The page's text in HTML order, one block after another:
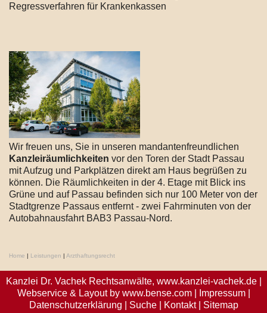
Regressverfahren für Krankenkassen
Wir freuen uns, Sie in unseren mandantenfreundlichen
Kanzleiräumlichkeiten vor den Toren der Stadt Passau
mit Aufzug und Parkplätzen direkt am Haus begrüßen zu
können. Die Räumlichkeiten in der 4. Etage mit Blick ins
Grüne und auf Passau befinden sich nur 100 Meter von der
Stadtgrenze Passaus entfernt - zwei Fahrminuten von der
Autobahnausfahrt BAB3 Passau-Nord.
Home | Leistungen | Arzthaftungsrecht
Kanzlei Dr. Vachek Rechtsanwälte, www.kanzlei-vachek.de|
Webservice & Layout by www.bense.com| Impressum|
Datenschutzerklärung
Suche| Kontakt| Sitemap